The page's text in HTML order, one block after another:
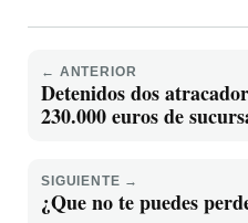
← ANTERIOR
Detenidos dos
230.000 euros de
SIGUIENTE →
¿Que no te puedes